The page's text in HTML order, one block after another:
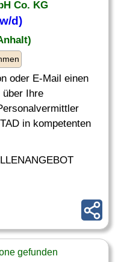
Co. KG
d)
oder E-Mail einen
über Ihre
in kompetenten
gefunden